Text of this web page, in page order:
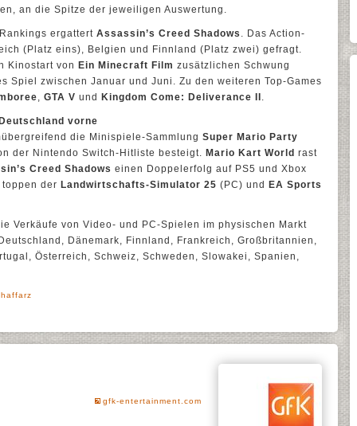
an die Spitze der jeweiligen Auswertung.
ergattert Assassin’s Creed Shadows . Das Action-
(Platz eins), Belgien und Finnland (Platz zwei) gefragt.
Kinostart von Ein Minecraft Film zusätzlichen Schwung
Spiel zwischen Januar und Juni. Zu den weiteren Top-Games
, GTA V und Kingdom Come: Deliverance II .
vorne
die Minispiele-Sammlung Super Mario Party
der Nintendo Switch-Hitliste besteigt. Mario Kart World rast
Creed Shadows einen Doppelerfolg auf PS5 und Xbox
der Landwirtschafts-Simulator 25 (PC) und EA Sports
Verkäufe von Video- und PC-Spielen im physischen Markt
Dänemark, Finnland, Frankreich, Großbritannien,
Österreich, Schweiz, Schweden, Slowakei, Spanien,
gfk-entertainment.com